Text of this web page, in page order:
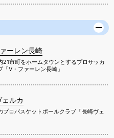
ーレン長崎
21市町をホームタウンとするプロサッカ
「V・ファーレン長崎」
ルカ
プロバスケットボールクラブ「長崎ヴェ